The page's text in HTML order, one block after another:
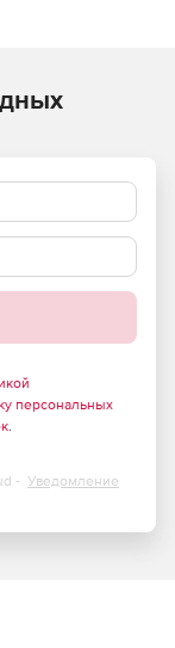
рендеринга
Backburner.
персональных
.
- Уведомление